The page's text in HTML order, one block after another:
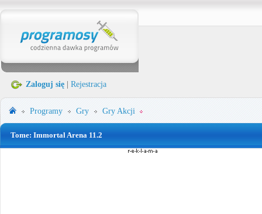
Zaloguj się Rejestracja
Programy Gry Gry Akcji
Tome: Immortal Arena 11.2